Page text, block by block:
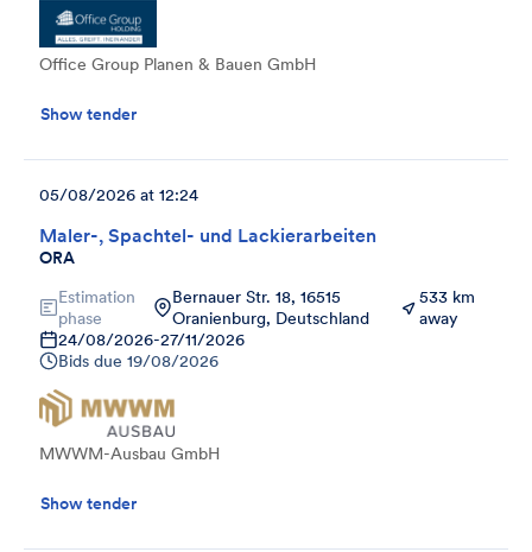
Office Group Planen & Bauen GmbH
Show tender
Maler-, Spachtel- und Lackierarbeiten
ORA
05/08/2026 at 12:24
Estimation
phase
Bernauer Str. 18, 16515
Oranienburg, Deutschland
533 km
away
24/08/2026-27/11/2026
Bids due 19/08/2026
MWWM-Ausbau GmbH
Show tender